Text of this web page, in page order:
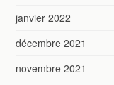
janvier 2022
décembre 2021
novembre 2021